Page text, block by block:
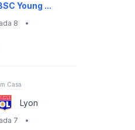
Young ...
8
•
Casa
Lyon
7
•